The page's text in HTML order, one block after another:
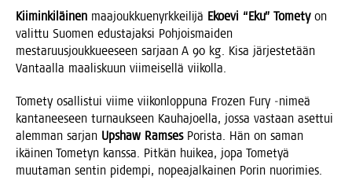
Kii­min­ki­läi­nen maa­jouk­kue­nyrk­kei­li­jä Ekoe­vi “Eku” Tome­tyon
valit­tu Suo­men edus­ta­jak­si Poh­jois­mai­den
mes­ta­ruus­jouk­ku­ee­seen sar­jaan A 90 kg. Kisa jär­jes­te­tään
Van­taal­la maa­lis­kuun vii­mei­sel­lä viikolla.
Tome­ty osal­lis­tui vii­me vii­kon­lop­pu­na Frozen Fury ‑nimeä
kan­ta­nee­seen tur­nauk­seen Kau­ha­joel­la, jos­sa vas­taan aset­tui
alem­man sar­jan Ups­haw Ram­ses Poris­ta. Hän on saman
ikäi­nen Tome­tyn kans­sa. Pit­kän hui­kea, jopa Tome­tyä
muu­ta­man sen­tin pidem­pi, nopea­jal­kai­nen Porin nuorimies.